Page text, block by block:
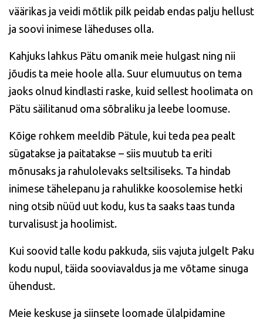
väärikas ja veidi mõtlik pilk peidab endas palju hellust
ja soovi inimese läheduses olla.
Kahjuks lahkus Pätu omanik meie hulgast ning nii
jõudis ta meie hoole alla. Suur elumuutus on tema
jaoks olnud kindlasti raske, kuid sellest hoolimata on
Pätu säilitanud oma sõbraliku ja leebe loomuse.
Kõige rohkem meeldib Pätule, kui teda pea pealt
sügatakse ja paitatakse – siis muutub ta eriti
mõnusaks ja rahulolevaks seltsiliseks. Ta hindab
inimese tähelepanu ja rahulikke koosolemise hetki
ning otsib nüüd uut kodu, kus ta saaks taas tunda
turvalisust ja hoolimist.
Kui soovid talle kodu pakkuda, siis vajuta julgelt Paku
kodu nupul, täida sooviavaldus ja me võtame sinuga
ühendust.
Meie keskuse ja siinsete loomade ülalpidamine